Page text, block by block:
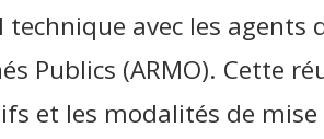
avec les agents
Publics (ARMO). Cette
et les modalités de